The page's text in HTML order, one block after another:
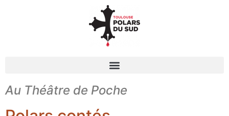
Au Théâtre de Poche